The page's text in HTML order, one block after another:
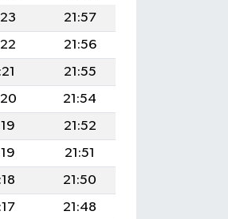
21:57
21:56
21:55
21:54
21:52
21:51
21:50
21:48